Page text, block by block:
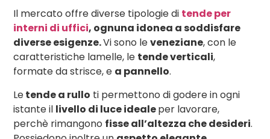
Il mercato offre diverse tipologie di tende per
interni di uffici, ognuna idonea a soddisfare
diverse esigenze.Vi sono leveneziane, con le
caratteristiche lamelle, le tende verticali,
formate da strisce, e a pannello.
Letende a rullo ti permettono di godere in ogni
istante il livello di luce idealeper lavorare,
perchè rimangono fisse all’altezza che desideri.